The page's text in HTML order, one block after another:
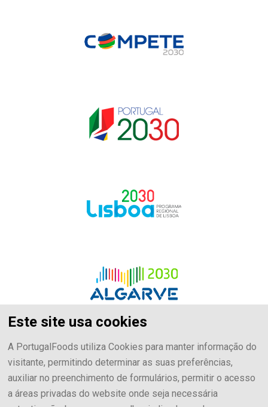
Este site usa cookies
A PortugalFoods utiliza Cookies para manter informação do
visitante, permitindo determinar as suas preferências,
auxiliar no preenchimento de formulários, permitir o acesso
a áreas privadas do website onde seja necessária